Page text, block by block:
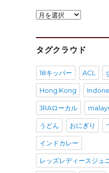
ア
カ
イ
タグクラウド
18キッパー ACL
Hong Kong
JRAローカル
うどん おにぎり
インドカレー
レッズレディースジュ